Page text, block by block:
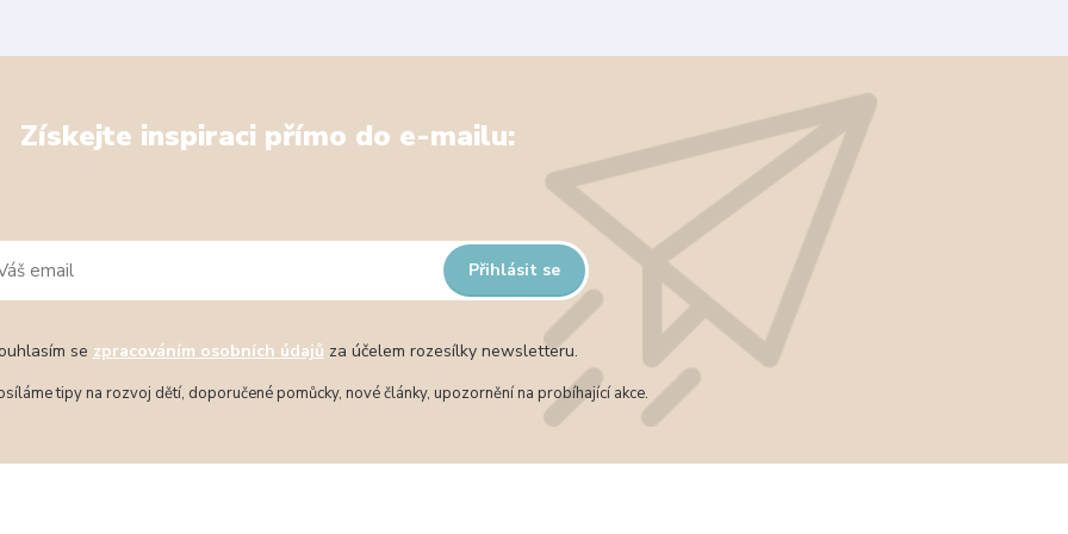
Získejte inspiraci přímo do e-mailu:
Přihlásit se
se zpracováním osobních údajů za účelem rozesílky newsletteru.
tipy na rozvoj dětí, doporučené pomůcky, nové články, upozornění na probíhající akce.